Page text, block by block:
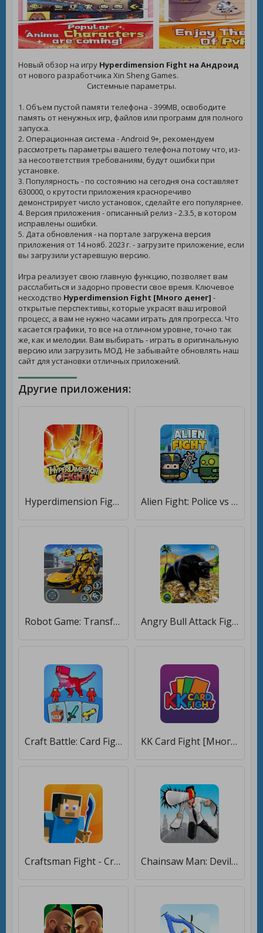
Новый обзор на игру Hyperdimension Fight на Андроид
от нового разработчика Xin Sheng Games.
Системные параметры.
1. Объем пустой памяти телефона - 399MB, освободите
память от ненужных игр, файлов или программ для полного
запуска.
2. Операционная система - Android 9+, рекомендуем
рассмотреть параметры вашего телефона потому что, из-
за несоответствия требованиям, будут ошибки при
установке.
3. Популярность - по состоянию на сегодня она составляет
630000, о крутости приложения красноречиво
демонстрирует число установок, сделайте его популярнее.
4. Версия приложения - описанный релиз - 2.3.5, в котором
исправлены ошибки.
5. Дата обновления - на портале загружена версия
приложения от 14 нояб. 2023 г. - загрузите приложение, если
вы загрузили устаревшую версию.
Игра реализует свою главную функцию, позволяет вам
расслабиться и задорно провести свое время. Ключевое
несходство Hyperdimension Fight [Много денег] -
открытые перспективы, которые украсят ваш игровой
процесс, а вам не нужно часами играть для прогресса. Что
касается графики, то все на отличном уровне, точно так
же, как и мелодии. Вам выбирать - играть в оригинальную
версию или загрузить МОД. Не забывайте обновлять наш
сайт для установки отличных приложений.
Другие приложения:
Hyperdimension Fight [Бесплатные покупки] Alien Fight: Police vs Zombie [Много денег]
Robot Game: Transform & Fight [Много денег] Angry Bull Attack Fight Games [Много денег]
Craft Battle: Card Fight [Много денег] KK Card Fight [Много денег]
Craftsman Fight - Craft War [Много денег] Chainsaw Man: Devil City Fight [Много денег]